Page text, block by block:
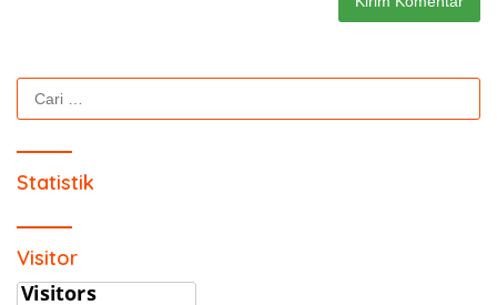
Cari
untuk:
Statistik
Visitor